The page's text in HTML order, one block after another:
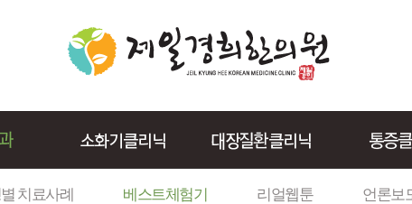
치료사례 베스트체험기 리얼웹툰 언론보